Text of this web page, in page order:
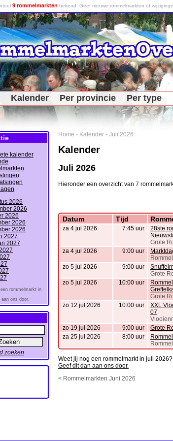
9 rommelmarkten bekend. Geef nieuwe rommelmarkten of
Kalender Per provincie Per type
Home - Kalender - Juli 2026
Kalender
Juli 2026
Hieronder een overzicht van 7
Datum Tijd
za 4 jul 2026 7:45 uur
28ste
Grote
za 4 jul 2026 9:00 uur
zo 5 jul 2026 9:00 uur
Grote
zo 5 jul 2026 10:00 uur
Grote
zo 12 jul 2026 10:00 uur
XXL
07
zo 19 jul 2026 9:00 uur Grote
za 25 jul 2026
8:00 uur
Weet jij nog een rommelmarkt in juli 2026?
Geef dit dan aan ons door.
< Rommelmarkten Juni 2026
kalender
2026
2026
2026
2026
2026
2027
2027
rommelmarkt in
ons door.
zoeken